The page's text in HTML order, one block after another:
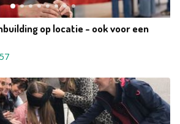
op locatie - ook voor een